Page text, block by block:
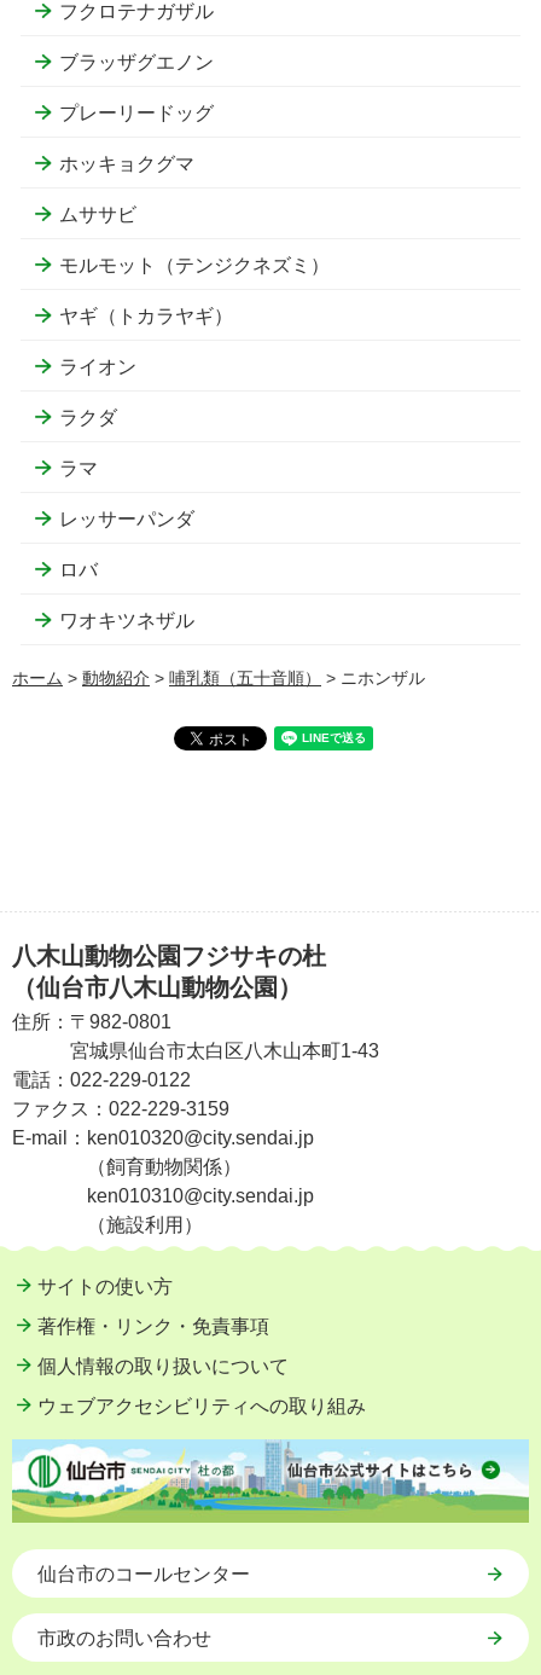
フクロテナガザル
ブラッザグエノン
プレーリードッグ
ホッキョクグマ
ムササビ
モルモット（テンジクネズミ）
ヤギ（トカラヤギ）
ライオン
ラクダ
ラマ
レッサーパンダ
ロバ
ワオキツネザル
ホーム > 動物紹介 > 哺乳類（五十音順） > ニホンザル
八木山動物公園フジサキの杜
（仙台市八木山動物公園）
住所： 〒982-0801
宮城県仙台市太白区八木山本町1-43
電話： 022-229-0122
ファクス： 022-229-3159
E-mail： ken010320@city.sendai.jp
（飼育動物関係）
ken010310@city.sendai.jp
（施設利用）
サイトの使い方
著作権・リンク・免責事項
個人情報の取り扱いについて
ウェブアクセシビリティへの取り組み
仙台市のコールセンター
市政のお問い合わせ